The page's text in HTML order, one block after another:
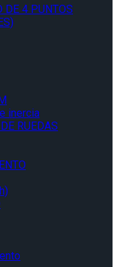
DE 4 PUNTOS
inercia
RUEDAS